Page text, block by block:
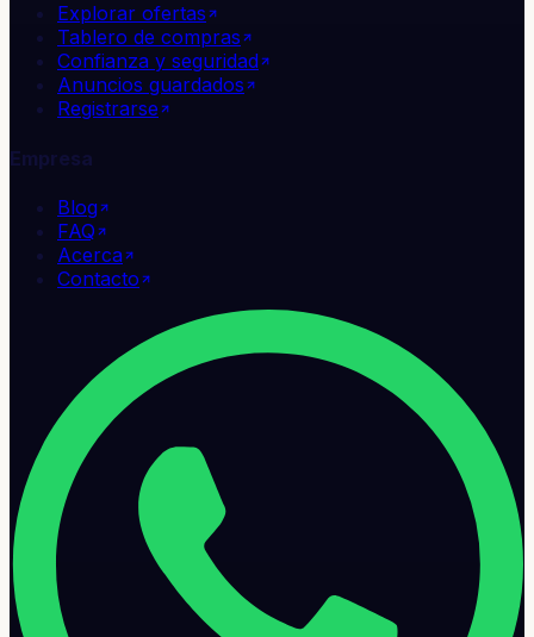
Explorar ofertas
Tablero de compras
Confianza y seguridad
Anuncios guardados
Registrarse
Empresa
Blog
FAQ
Acerca
Contacto